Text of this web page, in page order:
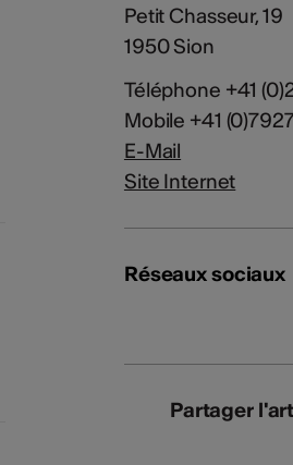
Petit Chasseur, 19
1950 Sion
Téléphone +41
Mobile +41
E-Mail
Site Internet
Réseaux sociaux
Partager